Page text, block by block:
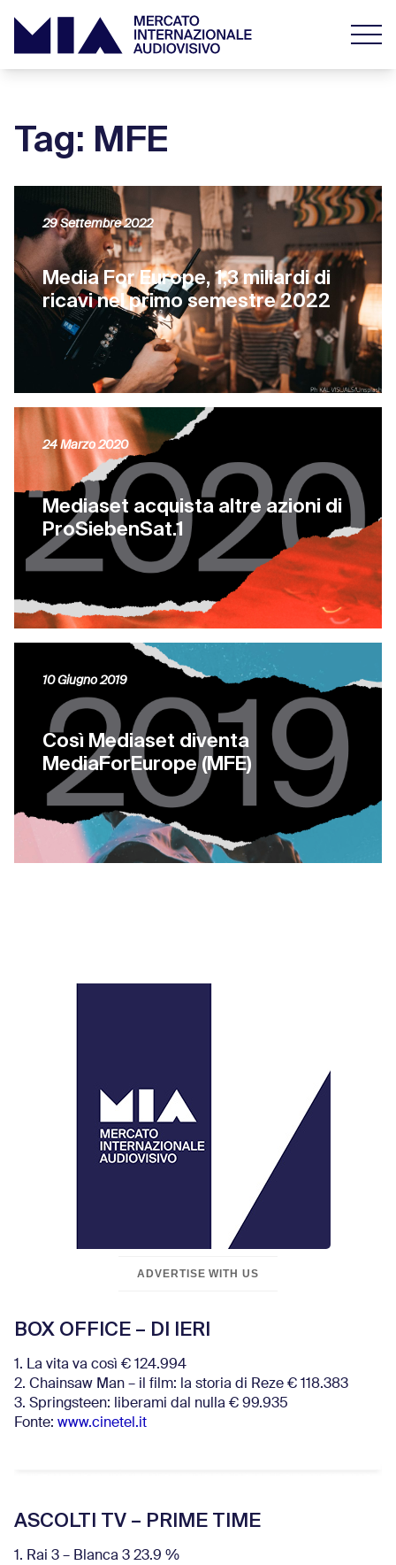
Tag: MFE
Media For Europe, 1,3 miliardi di
ricavi nel primo semestre 2022
29 Settembre 2022
Mediaset acquista altre azioni di
ProSiebenSat.1
24 Marzo 2020
Così Mediaset diventa
MediaForEurope (MFE)
10 Giugno 2019
ADVERTISE WITH US
BOX OFFICE – DI IERI
1. La vita va così € 124.994
2. Chainsaw Man – il film: la storia di Reze € 118.383
3. Springsteen: liberami dal nulla € 99.935
Fonte: www.cinetel.it
ASCOLTI TV – PRIME TIME
1. Rai 3 – Blanca 3 23.9 %